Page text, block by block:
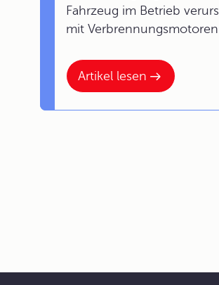
Artikel lesen
Fahrzeug im Betrieb
mit